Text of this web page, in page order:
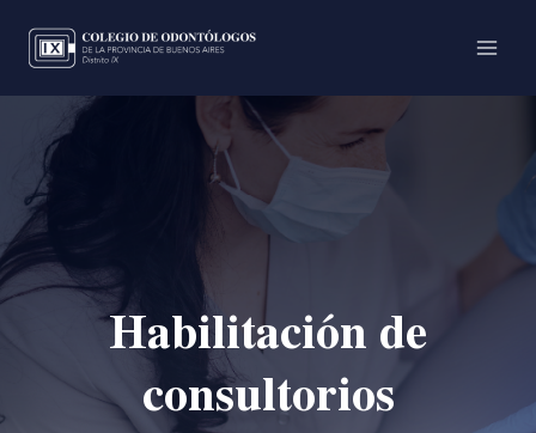
contenido
Habilitación de
consultorios